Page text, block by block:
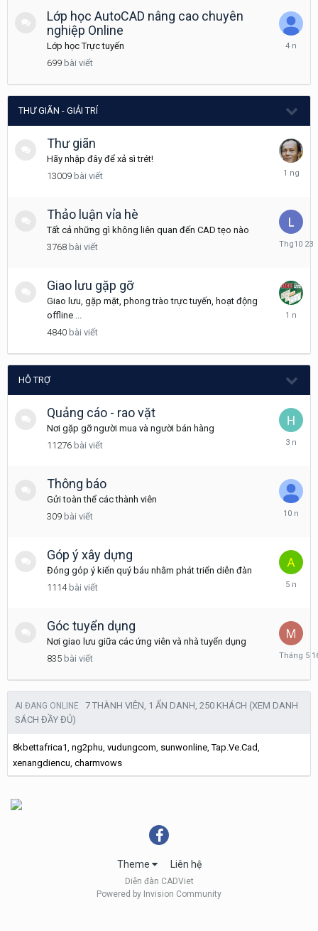
2022
Lớp học AutoCAD nâng cao chuyên
nghiệp Online
Lớp học Trực tuyến
699 bài viết
Tháng
THƯ GIÃN - GIẢI TRÍ
Thư giãn
Hãy nhập đây để xả sì trét!
13009 bài viết
Saturday
Thảo luận vỉa hè
Tất cả những gì không liên quan đến CAD tẹo nào
3768 bài viết
Tháng
2025
Giao lưu gặp gỡ
Giao lưu, gặp mặt, phong trào trực tuyến, hoạt động
offline ...
4840 bài viết
Tháng
HỖ TRỢ
Quảng cáo - rao vặt
Nơi gặp gỡ người mua và người bán hàng
11276 bài viết
Tháng
2022
Thông báo
Gửi toàn thể các thành viên
309 bài viết
Tháng
2016
Góp ý xây dựng
Đóng góp ý kiến quý báu nhằm phát triển diễn đàn
1114 bài viết
Tháng
2020
Góc tuyển dụng
Nơi giao lưu giữa các ứng viên và nhà tuyển dụng
835 bài viết
Tháng
16
AI ĐANG ONLINE 7 THÀNH VIÊN, 1 ẨN DANH, 250 KHÁCH (XEM DANH
SÁCH ĐẦY ĐỦ)
8kbettafrica1 ng2phu vudungcom sunwonline Tap.Ve.Cad
xenangdiencu charmvows
Theme Liên hệ
Diễn đàn CADViet
Powered by Invision Community